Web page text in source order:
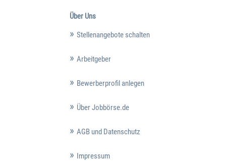
Über Uns
Stellenangebote schalten
Arbeitgeber
Bewerberprofil anlegen
Über Jobbörse.de
AGB und Datenschutz
Impressum